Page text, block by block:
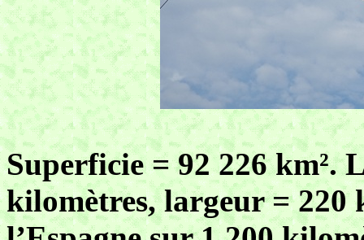
Superficie = 92 226 km².
kilomètres, largeur = 220